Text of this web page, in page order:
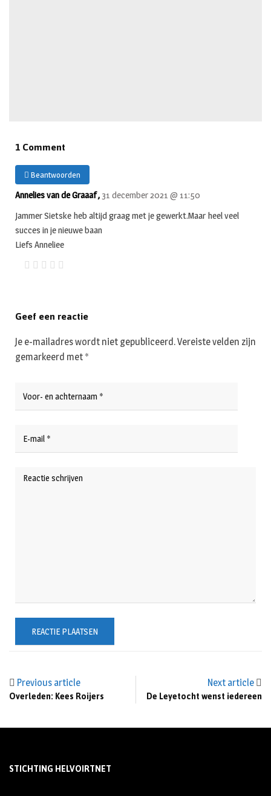
Previous article
Overleden: Kees Roijers
Next article
De Leyetocht wenst iedereen
1 Comment
Beantwoorden
Annelies van de Graaaf , 31 december 2021 @ 11:50
Jammer Sietske heb altijd graag met je gewerkt.Maar heel veel
succes in je nieuwe baan
Liefs Anneliee
Geef een reactie
Je e-mailadres wordt niet gepubliceerd.Vereiste velden zijn
gemarkeerd met *
STICHTING HELVOIRTNET